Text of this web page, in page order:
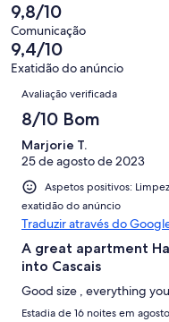
31
avaliações.
de
31
avaliações.
“Mau”.
0
de
31
avaliações.
que
significa
“Péssimo”.
0
31
avaliações.
9,8/10
Comunicação
9,4/10
Exatidão do anúncio
Avaliações
Avaliação verificada
8/10 Bom
Marjorie T.
25 de agosto de 2023
Aspetos positivos:
exatidão do anúncio
Traduzir através do
A great apartment
into Cascais
Good size , everything
Estadia de 16 noites em